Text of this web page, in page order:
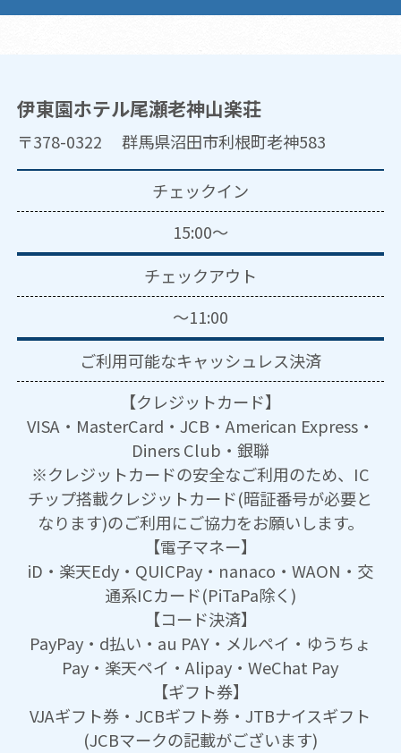
伊東園ホテル尾瀬老神山楽荘
〒378-0322 群馬県沼田市利根町老神583
チェックイン
15:00～
チェックアウト
～11:00
ご利用可能なキャッシュレス決済
【クレジットカード】
VISA・MasterCard・JCB・American Express・
Diners Club・銀聯
※クレジットカードの安全なご利用のため、IC
チップ搭載クレジットカード(暗証番号が必要と
なります)のご利用にご協力をお願いします。
【電子マネー】
iD・楽天Edy・QUICPay・nanaco・WAON・交
通系ICカード(PiTaPa除く)
【コード決済】
PayPay・d払い・au PAY・メルペイ・ゆうちょ
Pay・楽天ペイ・Alipay・WeChat Pay
【ギフト券】
VJAギフト券・JCBギフト券・JTBナイスギフト
(JCBマークの記載がございます)